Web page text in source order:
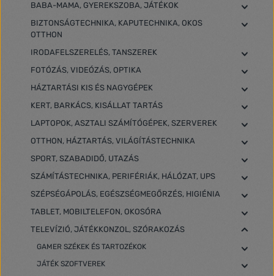
BABA-MAMA, GYEREKSZOBA, JÁTÉKOK
BIZTONSÁGTECHNIKA, KAPUTECHNIKA, OKOS
OTTHON
IRODAFELSZERELÉS, TANSZEREK
FOTÓZÁS, VIDEÓZÁS, OPTIKA
HÁZTARTÁSI KIS ÉS NAGYGÉPEK
KERT, BARKÁCS, KISÁLLAT TARTÁS
LAPTOPOK, ASZTALI SZÁMÍTÓGÉPEK, SZERVEREK
OTTHON, HÁZTARTÁS, VILÁGÍTÁSTECHNIKA
SPORT, SZABADIDŐ, UTAZÁS
SZÁMÍTÁSTECHNIKA, PERIFÉRIÁK, HÁLÓZAT, UPS
SZÉPSÉGÁPOLÁS, EGÉSZSÉGMEGŐRZÉS, HIGIÉNIA
TABLET, MOBILTELEFON, OKOSÓRA
TELEVÍZIÓ, JÁTÉKKONZOL, SZÓRAKOZÁS
GAMER SZÉKEK ÉS TARTOZÉKOK
JÁTÉK SZOFTVEREK